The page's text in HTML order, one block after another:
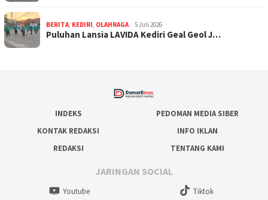
BERITA, KEDIRI, OLAHRAGA 5 Juli 2026
Puluhan Lansia LAVIDA Kediri Geal Geol J…
INDEKS
PEDOMAN MEDIA SIBER
KONTAK REDAKSI
INFO IKLAN
REDAKSI
TENTANG KAMI
JARINGAN SOCIAL
Youtube Tiktok